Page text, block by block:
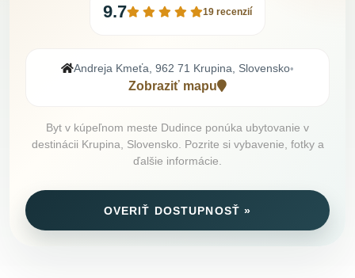
9.7 19 recenzií
Andreja Kmeťa, 962 71 Krupina, Slovensko•
Zobraziť mapu
Byt v kúpeľnom meste Dudince ponúka ubytovanie v
destinácii Krupina, Slovensko. Pozrite si vybavenie, fotky a
ďalšie informácie.
OVERIŤ DOSTUPNOSŤ »